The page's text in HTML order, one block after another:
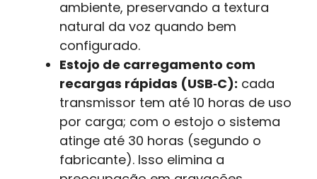
ambiente, preservando a textura
natural da voz quando bem
configurado.
Estojo de carregamento com
recargas rápidas (USB‑C): cada
transmissor tem até 10 horas de uso
por carga; com o estojo o sistema
atinge até 30 horas (segundo o
fabricante). Isso elimina a